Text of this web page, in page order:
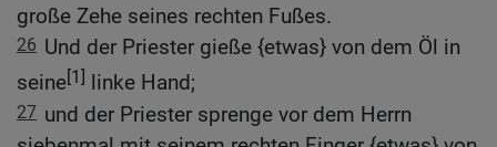
große Zehe seines rechten Fußes.
26 Und der Priester gieße {etwas} von dem Öl in
seine[1] linke Hand;
27 und der Priester sprenge vor dem Herrn